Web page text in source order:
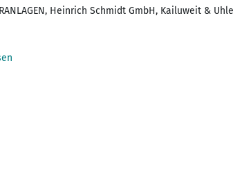
Heinrich Schmidt GmbH, Kailuweit &